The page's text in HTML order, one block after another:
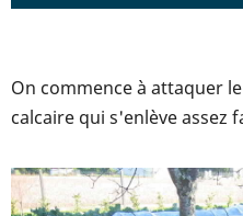
On commence à attaquer
calcaire qui s'enlève assez